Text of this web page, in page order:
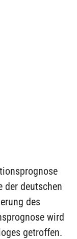
der deutschen
des
wird
getroffen.